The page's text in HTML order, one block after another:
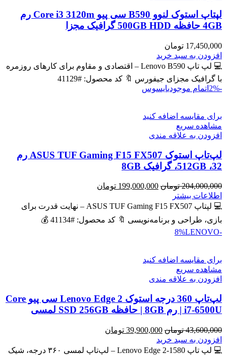
لپتاپ استوک لنوو B590 سی پیو Core i3 3120m رم
4GB حافظه 500GB HDD گرافیک مجزا
17,450,000 تومان
افزودن به سبد خرید
💻 لپ تاپ Lenovo B590 – اقتصادی و مقاوم برای کارهای روزمره
با گرافیک مجزای جیفورس 🔖 کد محصول: #41129
-2%
اتمام موجودیایسوس
برای مقایسه اضافه کنید
مشاهده سریع
افزودن به علاقه مندی
لپ‌تاپ استوک ASUS TUF Gaming F15 FX507 رم
32، 512GB، گرافیک 8GB
204,000,000 تومان قیمت
204,000,000 تومان
199,000,000 تومان
199,000,000 تومان
است.
اطلاعات بیشتر
💻 لپتاپ ASUS TUF Gaming F15 FX507 – نهایت قدرت برای
بازی، طراحی و برنامه‌نویسی 🔖 کد محصول: #41134 💰
-8%
LENOVO
برای مقایسه اضافه کنید
مشاهده سریع
افزودن به علاقه مندی
لپ‌تاپ 360 درجه استوک Lenovo Edge 2 سی پیو Core
i7-6500U | رم 8GB | حافظه SSD 256GB لمسی
43,600,000 تومان قیمت
اصلی
43,600,000 تومان
39,900,000 تومان
39,900,000 تومان
افزودن به سبد خرید
💻 لپ تاپ Lenovo Edge 2-1580 – لپ‌تاپ لمسی ۳۶۰ درجه، شیک